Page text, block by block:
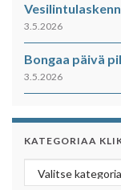
3.5.2026
Bongaa päivä
3.5.2026
KATEGORIAA
Kategoriaa